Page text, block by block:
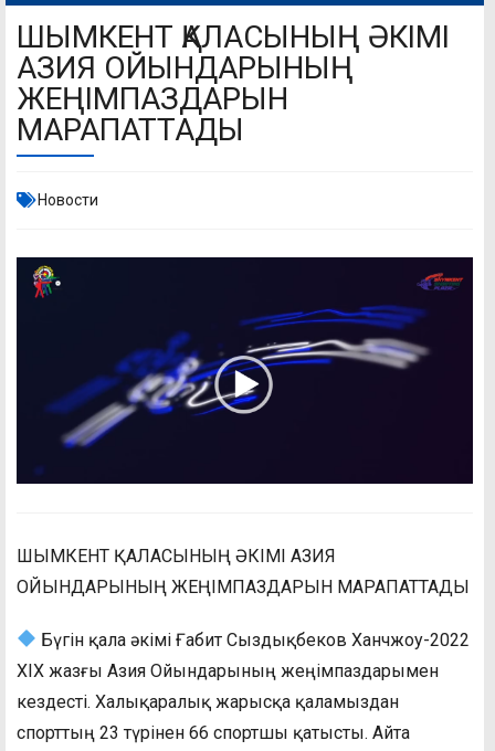
ШЫМКЕНТ ҚАЛАСЫНЫҢ ӘКІМІ
АЗИЯ ОЙЫНДАРЫНЫҢ
ЖЕҢІМПАЗДАРЫН
МАРАПАТТАДЫ
Новости
ШЫМКЕНТ ҚАЛАСЫНЫҢ ӘКІМІ АЗИЯ
ОЙЫНДАРЫНЫҢ ЖЕҢІМПАЗДАРЫН МАРАПАТТАДЫ
Бүгін қала әкімі Ғабит Сыздықбеков Ханчжоу-2022
ХІХ жазғы Азия Ойындарының жеңімпаздарымен
кездесті. Халықаралық жарысқа қаламыздан
спорттың 23 түрінен 66 спортшы қатысты. Айта